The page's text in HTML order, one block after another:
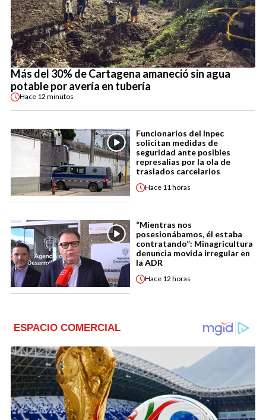
Más del 30% de Cartagena amaneció sin agua
potable por avería en tubería
Hace 12 minutos
Funcionarios del Inpec
solicitan medidas de
seguridad ante posibles
represalias por la ola de
traslados carcelarios
Hace 11 horas
“Mientras nos
posesionábamos, él estaba
contratando”: Minagricultura
denuncia movida irregular en
la ADR
Hace 12 horas